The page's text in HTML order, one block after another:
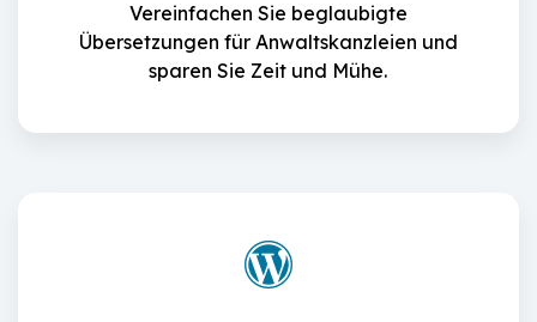
Vereinfachen Sie beglaubigte
Übersetzungen für Anwaltskanzleien und
sparen Sie Zeit und Mühe.